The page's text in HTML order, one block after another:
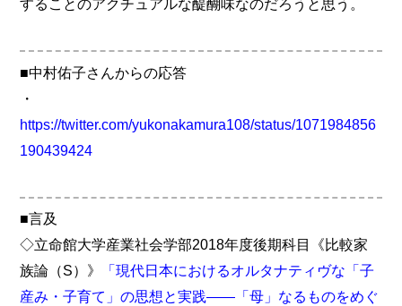
することのアクチュアルな醍醐味なのだろうと思う。
■中村佑子さんからの応答
・
https://twitter.com/yukonakamura108/status/1071984856
190439424
■言及
◇立命館大学産業社会学部2018年度後期科目《比較家
族論（S）》
「現代日本におけるオルタナティヴな「子
産み・子育て」の思想と実践――「母」なるものをめぐ